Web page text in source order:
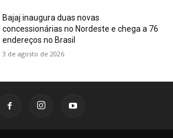
Bajaj inaugura duas novas
concessionárias no Nordeste e chega a 76
endereços no Brasil
3 de agosto de 2026